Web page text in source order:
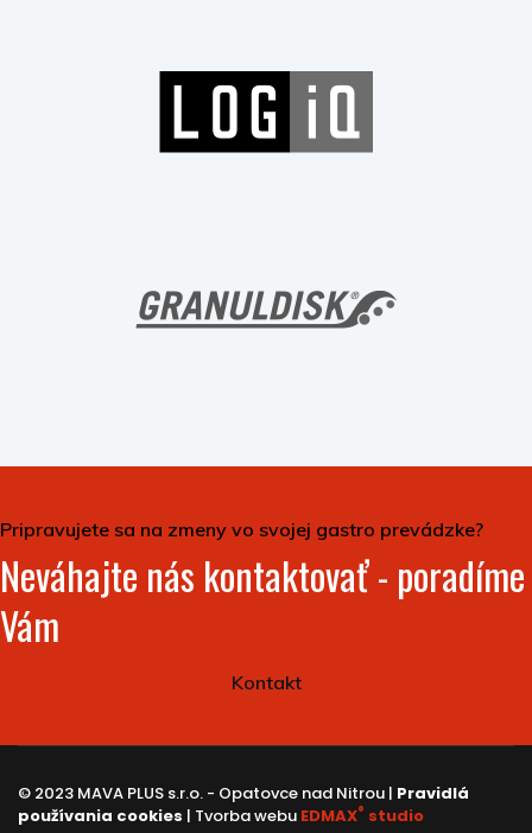
Pripravujete sa na zmeny vo svojej gastro prevádzke?
Neváhajte nás kontaktovať - poradíme
Vám
Kontakt
© 2023 MAVA PLUS s.r.o. - Opatovce nad Nitrou | Pravidlá
používania cookies | Tvorba webu EDMAX® studio